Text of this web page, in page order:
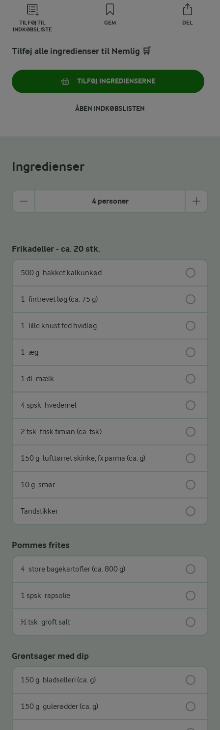
TILFØJ TIL
INDKØBSLISTE
GEM DEL
Tilføj alle ingredienser til Nemlig 🛒
TILFØJ INGREDIENSERNE
ÅBEN INDKØBSLISTEN
Ingredienser
4 personer
Frikadeller - ca. 20 stk.
500 g hakket kalkunkød
1 fintrevet løg (ca. 75 g)
1 lille knust fed hvidløg
1 æg
1 dl mælk
4 spsk hvedemel
2 tsk frisk timian (ca. tsk)
150 g lufttørret skinke, fx parma (ca. g)
10 g smør
Tandstikker
Pommes frites
4 store bagekartofler (ca. 800 g)
1 spsk rapsolie
½ tsk groft salt
Grøntsager med dip
150 g bladselleri (ca. g)
150 g gulerødder (ca. g)